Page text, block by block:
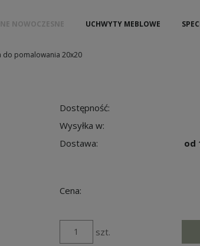
NOWOCZESNE UCHWYTY MEBLOWE
do pomalowania 20x20
Dostępność:
Wysyłka w:
Dostawa:
od
Cena:
szt.